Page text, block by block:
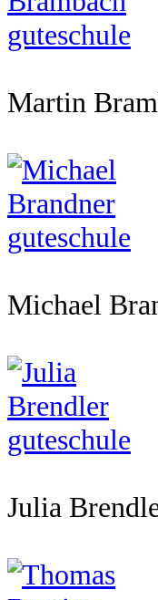
Martin
Michael
Julia